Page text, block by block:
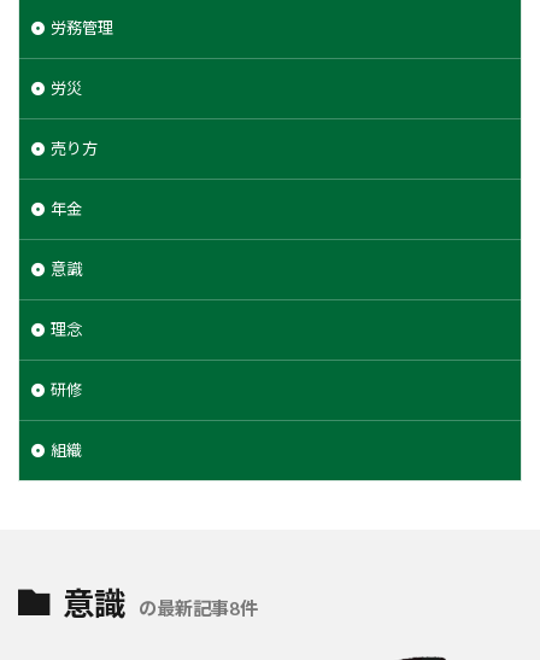
労務管理
労災
売り方
年金
意識
理念
研修
組織
意識 の最新記事8件